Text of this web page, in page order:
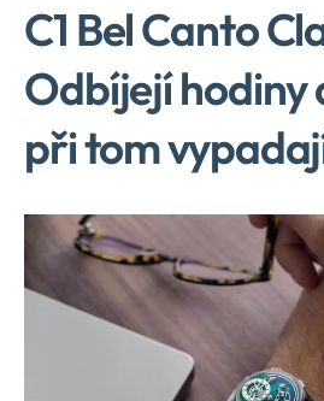
C1 Bel Canto
Odbíjejí hodiny
při tom